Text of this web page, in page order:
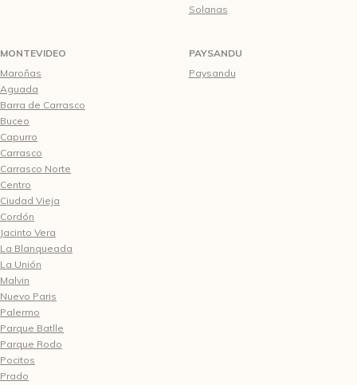
Solanas
MONTEVIDEO
Maroñas
Aguada
Barra de Carrasco
Buceo
Capurro
Carrasco
Carrasco Norte
Centro
Ciudad Vieja
Cordón
Jacinto Vera
La Blanqueada
La Unión
Malvin
Nuevo Paris
Palermo
Parque Batlle
Parque Rodo
Pocitos
Prado
PAYSANDU
Paysandu